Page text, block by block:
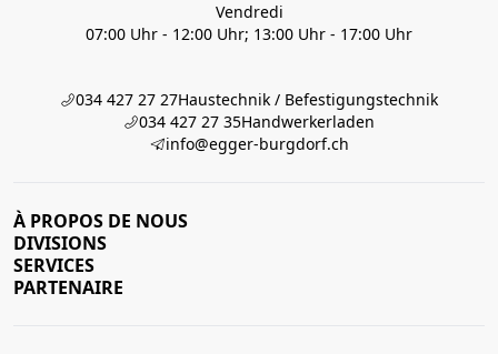
Vendredi
07:00 Uhr - 12:00 Uhr; 13:00 Uhr - 17:00 Uhr
034 427 27 27Haustechnik / Befestigungstechnik
034 427 27 35Handwerkerladen
info@egger-burgdorf.ch
À PROPOS DE NOUS
DIVISIONS
SERVICES
PARTENAIRE